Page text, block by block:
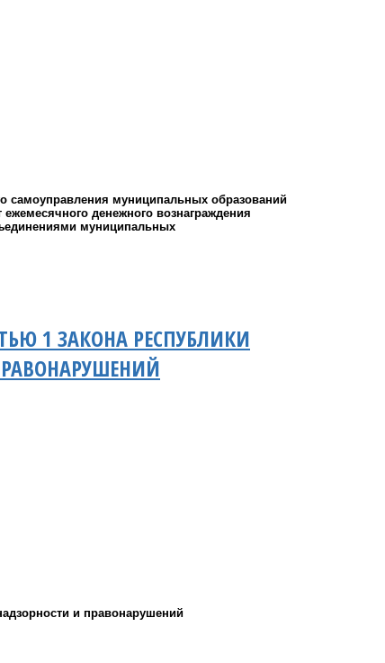
самоуправления муниципальных образований
денежного вознаграждения
муниципальных
1 ЗАКОНА РЕСПУБЛИКИ
и правонарушений